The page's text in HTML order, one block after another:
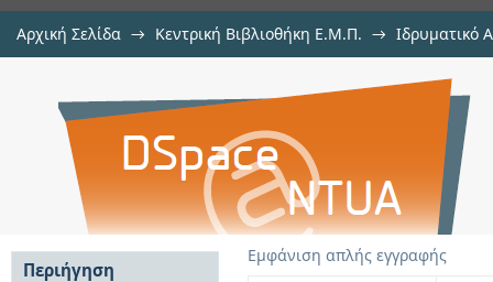
Αρχική Σελίδα → Κεντρική Βιβλιοθήκη Ε.Μ.Π. → Ιδρυματικό
A review of the causes of
and their influence on
Εμφάνιση απλής εγγραφής
Περιήγηση